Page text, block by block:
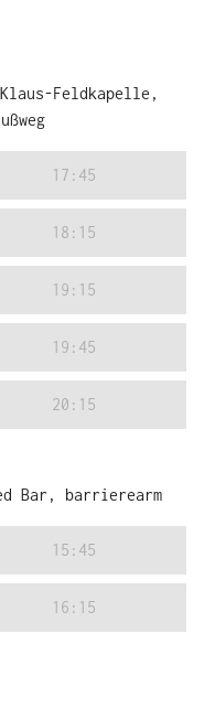
Feldkapelle,
17:45
18:15
19:15
19:45
20:15
Bar, barrierearm
15:45
16:15